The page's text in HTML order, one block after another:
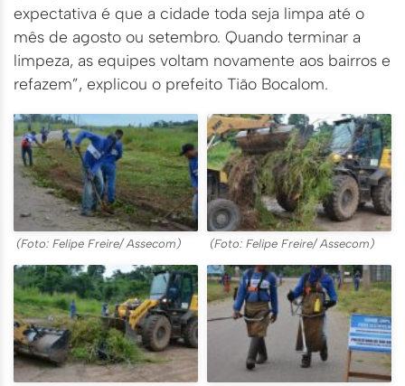
expectativa é que a cidade toda seja limpa até o
mês de agosto ou setembro. Quando terminar a
limpeza, as equipes voltam novamente aos bairros e
refazem”, explicou o prefeito Tião Bocalom.
(Foto: Felipe Freire/ Assecom) (Foto: Felipe Freire/ Assecom)